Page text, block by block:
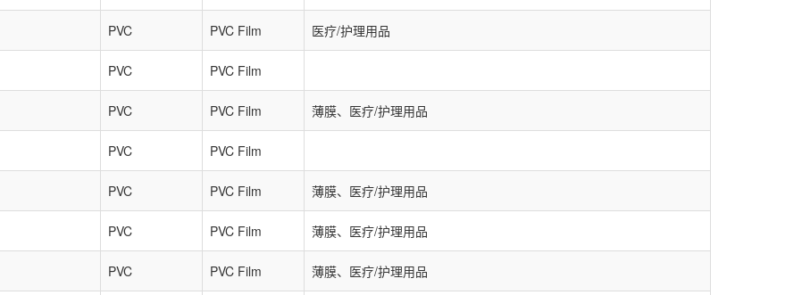
PVC PVC Film 医疗/护理用品
PVC PVC Film
PVC PVC Film 薄膜、医疗/护理用品
PVC PVC Film
PVC PVC Film 薄膜、医疗/护理用品
PVC PVC Film 薄膜、医疗/护理用品
PVC PVC Film 薄膜、医疗/护理用品